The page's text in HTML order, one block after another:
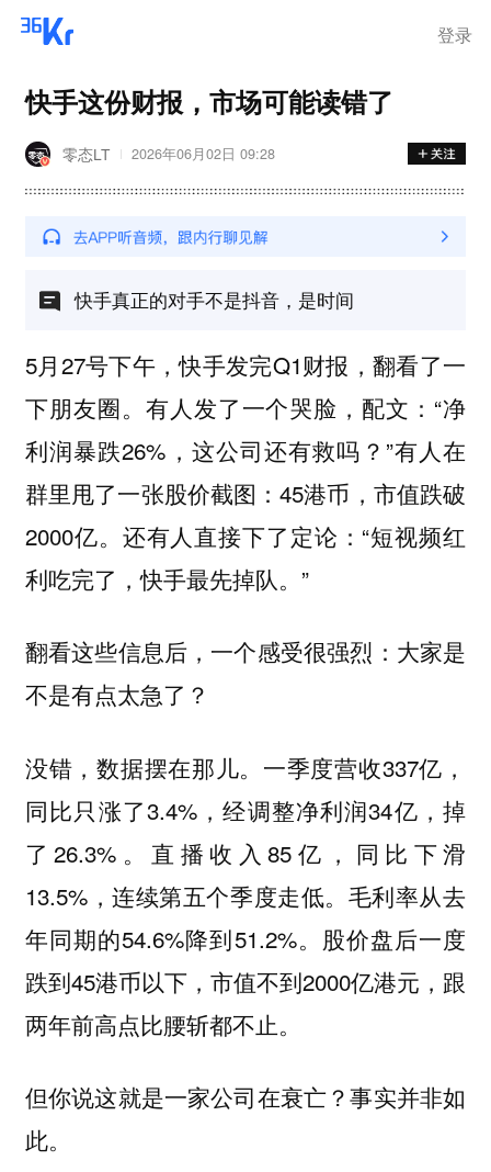
登录
快手这份财报，市场可能读错了
零态LT 2026年06月02日 09:28
快手真正的对手不是抖音，是时间
5月27号下午，快手发完Q1财报，翻看了一
下朋友圈。有人发了一个哭脸，配文：“净
利润暴跌26%，这公司还有救吗？”有人在
群里甩了一张股价截图：45港币，市值跌破
2000亿。还有人直接下了定论：“短视频红
利吃完了，快手最先掉队。”
翻看这些信息后，一个感受很强烈：大家是
不是有点太急了？
没错，数据摆在那儿。一季度营收337亿，
同比只涨了3.4%，经调整净利润34亿，掉
了26.3%。直播收入85亿，同比下滑
13.5%，连续第五个季度走低。毛利率从去
年同期的54.6%降到51.2%。股价盘后一度
跌到45港币以下，市值不到2000亿港元，跟
两年前高点比腰斩都不止。
但你说这就是一家公司在衰亡？事实并非如
此。